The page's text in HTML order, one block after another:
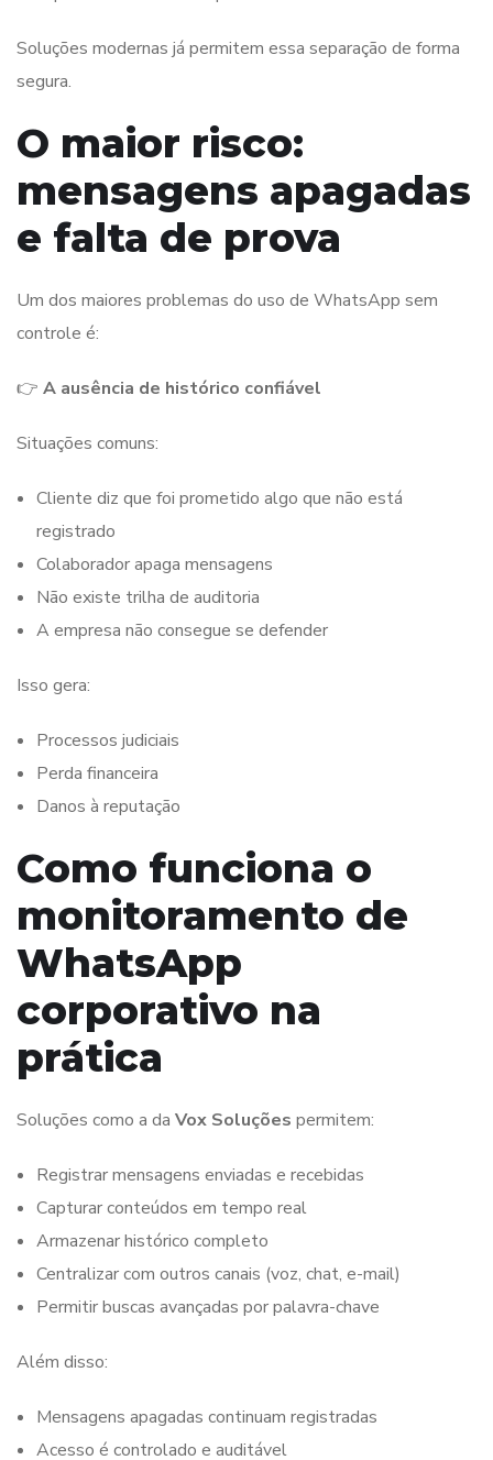
Soluções modernas já permitem essa separação de forma
segura.
O maior risco:
mensagens apagadas
e falta de prova
Um dos maiores problemas do uso de WhatsApp sem
controle é:
👉 A ausência de histórico confiável
Situações comuns:
Cliente diz que foi prometido algo que não está
registrado
Colaborador apaga mensagens
Não existe trilha de auditoria
A empresa não consegue se defender
Isso gera:
Processos judiciais
Perda financeira
Danos à reputação
Como funciona o
monitoramento de
WhatsApp
corporativo na
prática
Soluções como a da Vox Soluções permitem:
Registrar mensagens enviadas e recebidas
Capturar conteúdos em tempo real
Armazenar histórico completo
Centralizar com outros canais (voz, chat, e-mail)
Permitir buscas avançadas por palavra-chave
Além disso:
Mensagens apagadas continuam registradas
Acesso é controlado e auditável